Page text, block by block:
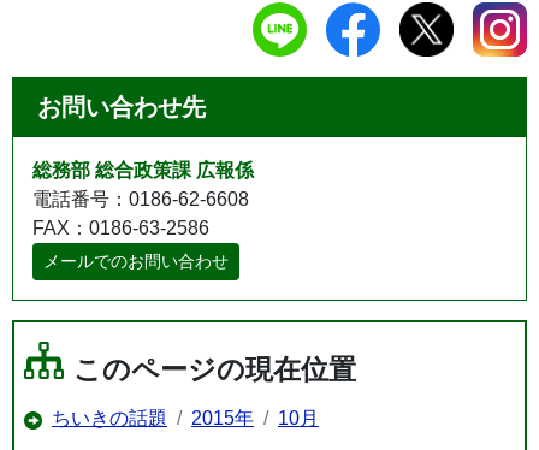
お問い合わせ先
総務部 総合政策課 広報係
電話番号：0186-62-6608
FAX：0186-63-2586
メールでのお問い合わせ
このページの現在位置
ちいきの話題 2015年 10月